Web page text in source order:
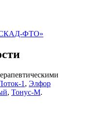
ФТО»
1 , Элфор
, Тонус-М.